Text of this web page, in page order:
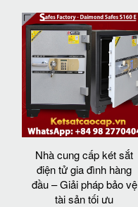
Nhà cung cấp két sắt
điện tử gia đình hàng
đầu – Giải pháp bảo vệ
tài sản tối ưu